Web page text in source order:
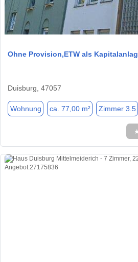
Ohne Provision,ETW als
Duisburg, 47057
Wohnung ca. 77,00 m² Zimmer 3.5